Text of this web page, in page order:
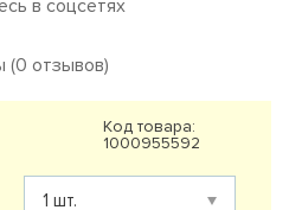
в соцсетях
(0 отзывов)
Код товара:
1000955592